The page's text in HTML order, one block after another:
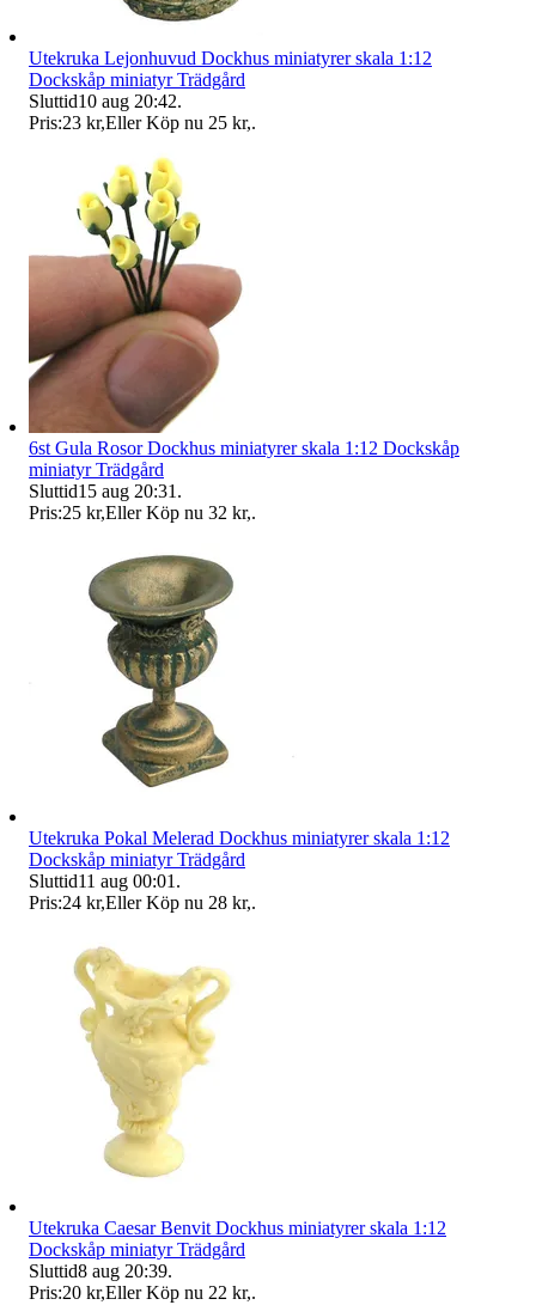
Utekruka Lejonhuvud Dockhus miniatyrer skala 1:12
Dockskåp miniatyr Trädgård
Sluttid10 aug 20:42.
Pris:23 kr,Eller Köp nu 25 kr,.
6st Gula Rosor Dockhus miniatyrer skala 1:12 Dockskåp
miniatyr Trädgård
Sluttid15 aug 20:31 .
Pris:25 kr,Eller Köp nu 32 kr,.
Utekruka Pokal Melerad Dockhus miniatyrer skala 1:12
Dockskåp miniatyr Trädgård
Sluttid11 aug 00:01 .
Pris:24 kr,Eller Köp nu 28 kr,.
Utekruka Caesar Benvit Dockhus miniatyrer skala 1:12
Dockskåp miniatyr Trädgård
Sluttid8 aug 20:39.
Pris:20 kr,Eller Köp nu 22 kr,.